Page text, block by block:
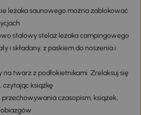
leżaka saunowego można zablokować
stalowy stelaż leżaka campingowego
i składany, z paskiem do noszenia i
twarz z podłokietnikami. Zrelaksuj się
czytając książkę
czasopism, książek,